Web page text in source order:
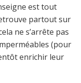
est tout
partout sur
ne s’arrête pas
(pour
enrichir leur